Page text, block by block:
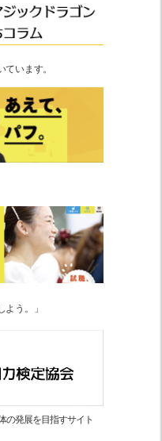
います。
よう。」
の発展を目指すサイト